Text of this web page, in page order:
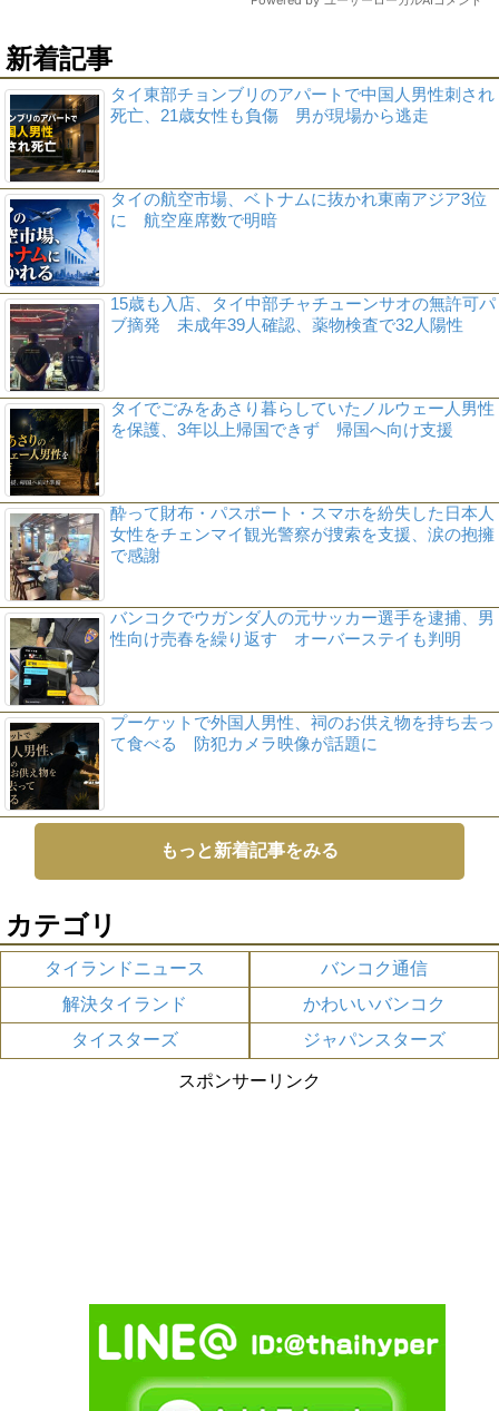
新着記事
タイ東部チョンブリのアパートで中国人男性刺され
死亡、21歳女性も負傷 男が現場から逃走
タイの航空市場、ベトナムに抜かれ東南アジア3位
に 航空座席数で明暗
15歳も入店、タイ中部チャチューンサオの無許可パ
ブ摘発 未成年39人確認、薬物検査で32人陽性
タイでごみをあさり暮らしていたノルウェー人男性
を保護、3年以上帰国できず 帰国へ向け支援
酔って財布・パスポート・スマホを紛失した日本人
女性をチェンマイ観光警察が捜索を支援、涙の抱擁
で感謝
バンコクでウガンダ人の元サッカー選手を逮捕、男
性向け売春を繰り返す オーバーステイも判明
プーケットで外国人男性、祠のお供え物を持ち去っ
て食べる 防犯カメラ映像が話題に
もっと新着記事をみる
カテゴリ
タイランドニュース
バンコク通信
解決タイランド
かわいいバンコク
タイスターズ
ジャパンスターズ
スポンサーリンク